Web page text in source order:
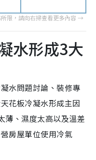
水形成3大
水問題討論、裝修專
花板冷凝水形成主因
薄、濕度太高以及溫差
房屋單位使用冷氣